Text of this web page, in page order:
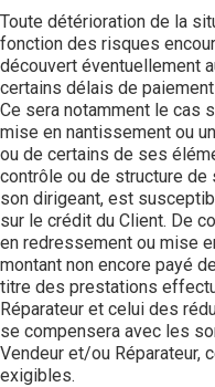
Toute détérioration de la
fonction des risques
découvert éventuellement
certains délais de
Ce sera notamment le cas
mise en nantissement ou
ou de certains de ses
contrôle ou de structure
son dirigeant, est
sur le crédit du Client. De
en redressement ou mise
montant non encore payé
titre des prestations
Réparateur et celui des
se compensera avec les
Vendeur et/ou Réparateur,
exigibles.